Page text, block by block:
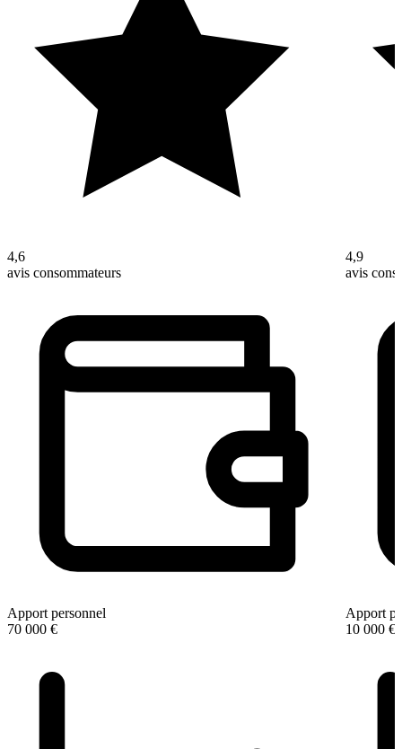
4,6
avis consommateurs
Apport personnel
70 000 €
4,9
avis
Apport
10 000 €